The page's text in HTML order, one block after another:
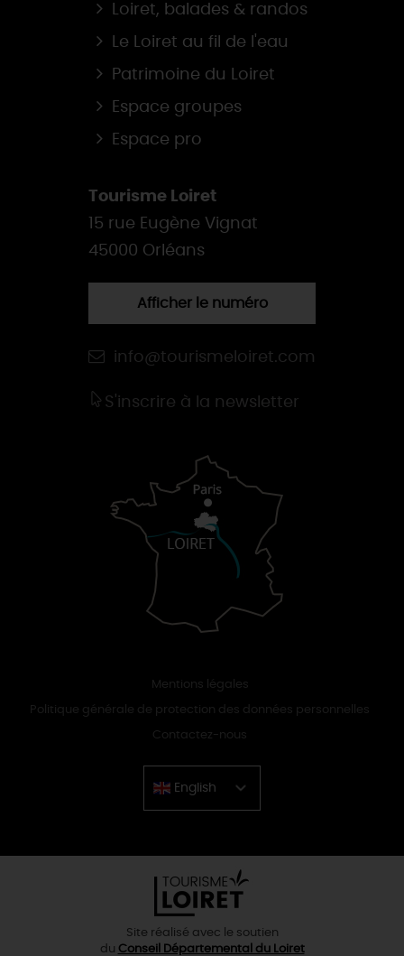
Loiret, balades & randos
Le Loiret au fil de l'eau
Patrimoine du Loiret
Espace groupes
Espace pro
Tourisme Loiret
15 rue Eugène Vignat
45000 Orléans
Afficher le numéro
info@tourismeloiret.com
S'inscrire à la newsletter
Mentions légales
Politique générale de protection des données personnelles
Contactez-nous
English
Chinese
Site réalisé avec le soutien
du Conseil Départemental du Loiret